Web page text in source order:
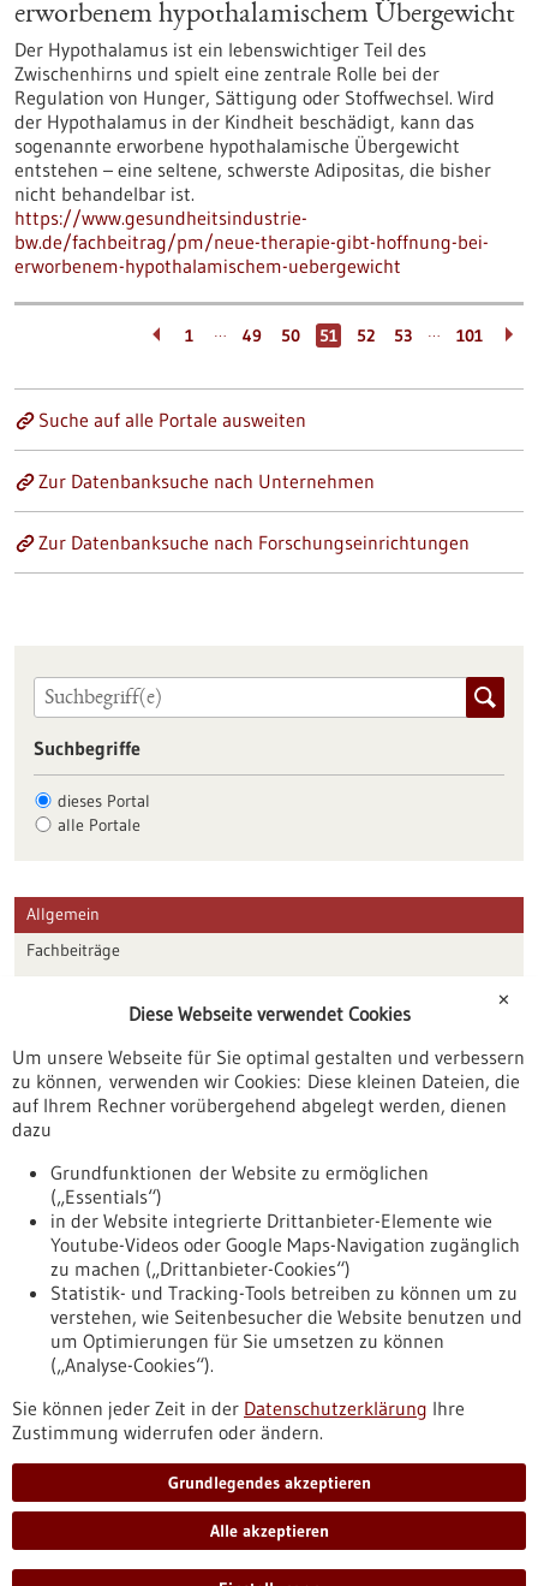
erworbenem hypothalamischem Übergewicht
Der Hypothalamus ist ein lebenswichtiger Teil des
Zwischenhirns und spielt eine zentrale Rolle bei der
Regulation von Hunger, Sättigung oder Stoffwechsel. Wird
der Hypothalamus in der Kindheit beschädigt, kann das
sogenannte erworbene hypothalamische Übergewicht
entstehen – eine seltene, schwerste Adipositas, die bisher
nicht behandelbar ist.
https://www.gesundheitsindustrie-
bw.de/fachbeitrag/pm/neue-therapie-gibt-hoffnung-bei-
erworbenem-hypothalamischem-uebergewicht
1 … 49 50 51 52 53 … 101
Suche auf alle Portale ausweiten
Zur Datenbanksuche nach Unternehmen
Zur Datenbanksuche nach Forschungseinrichtungen
Suchbegriffe
dieses Portal
alle Portale
Allgemein
Fachbeiträge
Veranstaltungen
Erscheinungsdatum
Nach oben
Informiert bleiben
Newsletter abonnieren
✕
Diese Webseite verwendet Cookies
Um unsere Webseite für Sie optimal gestalten und verbessern
zu können, verwenden wir Cookies: Diese kleinen Dateien, die
auf Ihrem Rechner vorübergehend abgelegt werden, dienen
dazu
Grundfunktionen der Website zu ermöglichen
(„Essentials“)
in der Website integrierte Drittanbieter-Elemente wie
Youtube-Videos oder Google Maps-Navigation zugänglich
zu machen („Drittanbieter-Cookies“)
Statistik- und Tracking-Tools betreiben zu können um zu
verstehen, wie Seitenbesucher die Website benutzen und
um Optimierungen für Sie umsetzen zu können
(„Analyse-Cookies“).
Sie können jeder Zeit in der Datenschutzerklärung Ihre
Zustimmung widerrufen oder ändern.
Grundlegendes akzeptieren
Alle akzeptieren